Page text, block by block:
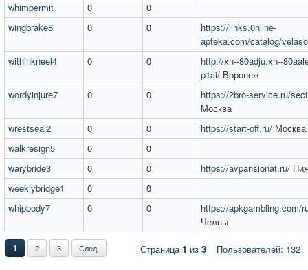
whimpermit
0
0
wingbrake8
0 0
https://links.0nline-
apteka.com/catalog/
withinkneel4
0 0
http://xn--80adju.xn--
p1ai/ Воронеж
wordyinjure7
0 0
https://2bro-service.ru/
Москва
wrestseal2
0 0 https://start-off.ru/ Москва
walkresign5
0
0
warybride3
0 0 https://avpansionat.ru/
weeklybridge1
0
0
whipbody7
0 0
https://apkgambling.com/
Челны
Пользователей: 132
1 2 3 След. Страница1 из 3